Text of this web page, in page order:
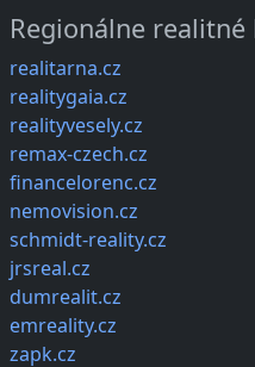
Regionálne realitné
realitarna.cz
realitygaia.cz
realityvesely.cz
remax-czech.cz
financelorenc.cz
nemovision.cz
schmidt-reality.cz
jrsreal.cz
dumrealit.cz
emreality.cz
zapk.cz